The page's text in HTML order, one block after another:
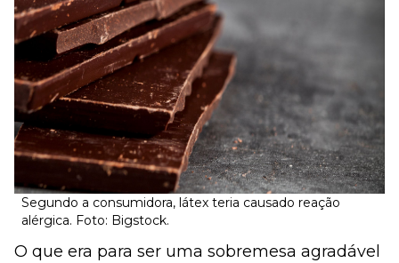
Segundo a consumidora, látex teria causado reação
alérgica. Foto: Bigstock.
O que era para ser uma sobremesa agradável